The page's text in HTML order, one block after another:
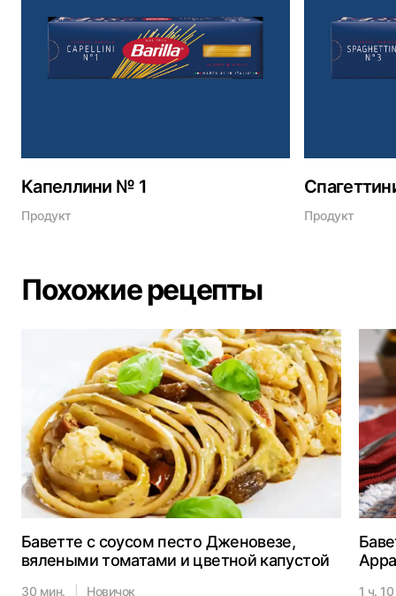
Капеллини № 1
Продукт Продукт
Похожие рецепты
Баветте с соусом песто Дженовезе,
вялеными томатами и цветной капустой
30 мин. Новичок 1 ч.